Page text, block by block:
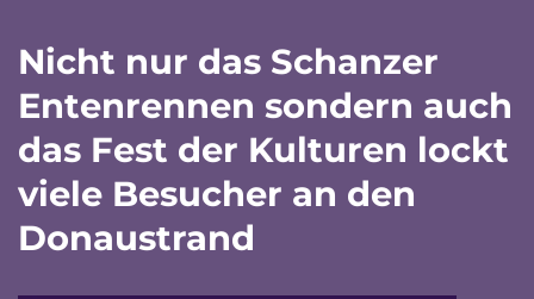
Nicht nur das Schanzer
Entenrennen sondern auch
das Fest der Kulturen lockt
viele Besucher an den
Donaustrand